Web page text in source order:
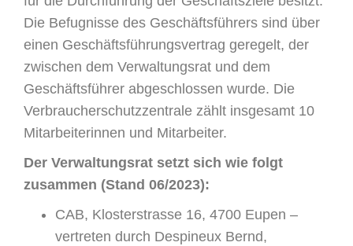
Die Befugnisse des Geschäftsführers sind über
einen Geschäftsführungsvertrag geregelt, der
zwischen dem Verwaltungsrat und dem
Geschäftsführer abgeschlossen wurde. Die
Verbraucherschutzzentrale zählt insgesamt 10
Mitarbeiterinnen und Mitarbeiter.
Der Verwaltungsrat setzt sich wie folgt
zusammen (Stand 06/2023):
CAB, Klosterstrasse 16, 4700 Eupen –
vertreten durch Despineux Bernd,